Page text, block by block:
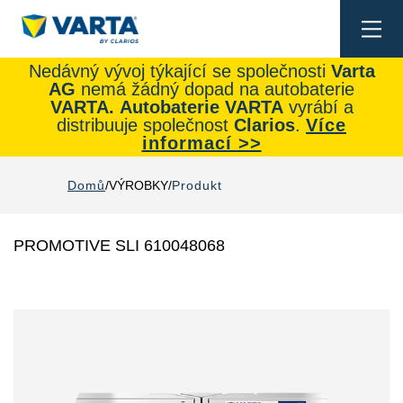
Nedávný vývoj týkající se společnosti Varta
AG nemá žádný dopad na autobaterie
VARTA. Autobaterie VARTAvyrábí a
distribuuje společnost Clarios. Více
informací >>
Domů VÝROBKY Produkt
PROMOTIVE SLI 610048068